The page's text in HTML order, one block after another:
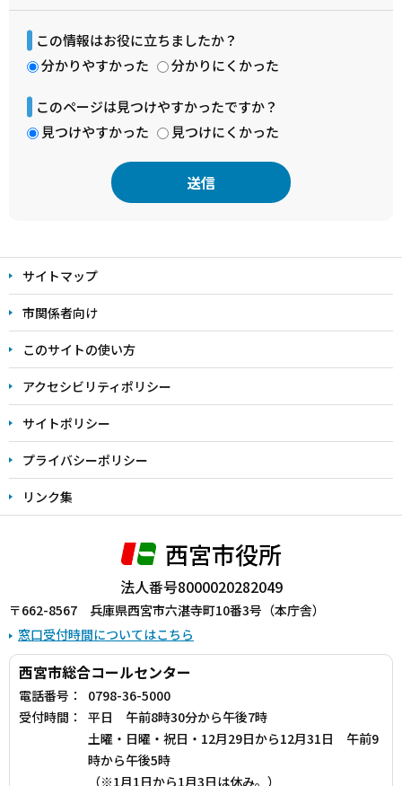
この情報はお役に立ちましたか？
分かりやすかった
分かりにくかった
このページは見つけやすかったですか？
見つけやすかった
見つけにくかった
文
こ
こ
ま
で
サイトマップ
市関係者向け
このサイトの使い方
アクセシビリティポリシー
サイトポリシー
プライバシーポリシー
リンク集
西宮市役所
法人番号8000020282049
〒662-8567 兵庫県西宮市六湛寺町10番3号（本庁舎）
窓口受付時間についてはこちら
西宮市総合コールセンター
電話番号：
0798-36-5000
受付時間：
平日 午前8時30分から午後7時
土曜・日曜・祝日・12月29日から12月31日 午前9
時から午後5時
（※1月1日から1月3日は休み。）